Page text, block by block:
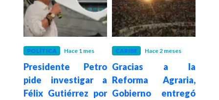
POLÍTICA Hace 1 mes
Presidente Petro
pide investigar a
Félix Gutiérrez por
CARIBE Hace 2 meses
Gracias a la
Reforma Agraria,
Gobierno entregó